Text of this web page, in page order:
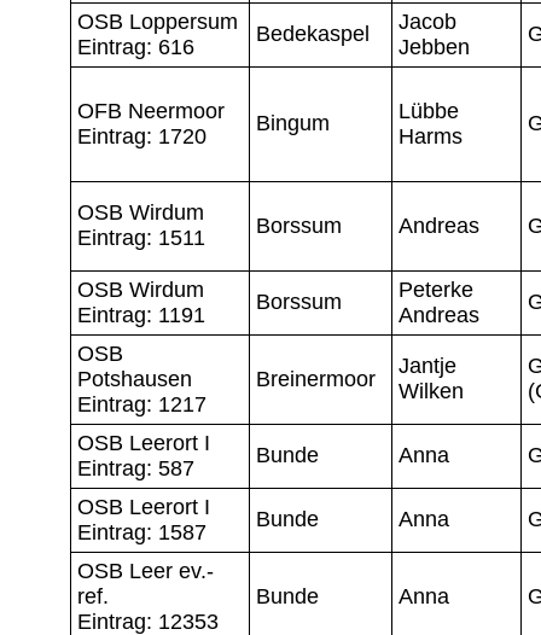
OSB Loppersum
Eintrag: 616
Bedekaspel
Jacob
Jebben
OFB Neermoor
Eintrag: 1720
Bingum
Lübbe
Harms
OSB Wirdum
Eintrag: 1511
Borssum Andreas
OSB Wirdum
Eintrag: 1191
Borssum
Peterke
Andreas
OSB
Potshausen
Eintrag: 1217
Breinermoor
Jantje
Wilken
OSB Leerort I
Eintrag: 587
Bunde Anna
OSB Leerort I
Eintrag: 1587
Bunde Anna
OSB Leer ev.-
ref.
Eintrag: 12353
Bunde Anna